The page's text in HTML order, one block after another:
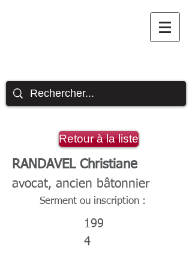
Retour à la liste
RANDAVEL Christiane
avocat, ancien bâtonnier
Serment ou inscription :
199
4